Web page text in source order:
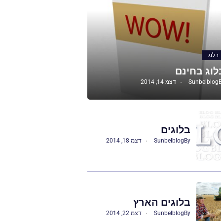
בלוג
בחינם
Sunbelblog דצמ 14, 2014
בלוגים
By
Sunbelblog דצמ 18, 2014
בלוגים הארץ
By
Sunbelblog דצמ 22, 2014